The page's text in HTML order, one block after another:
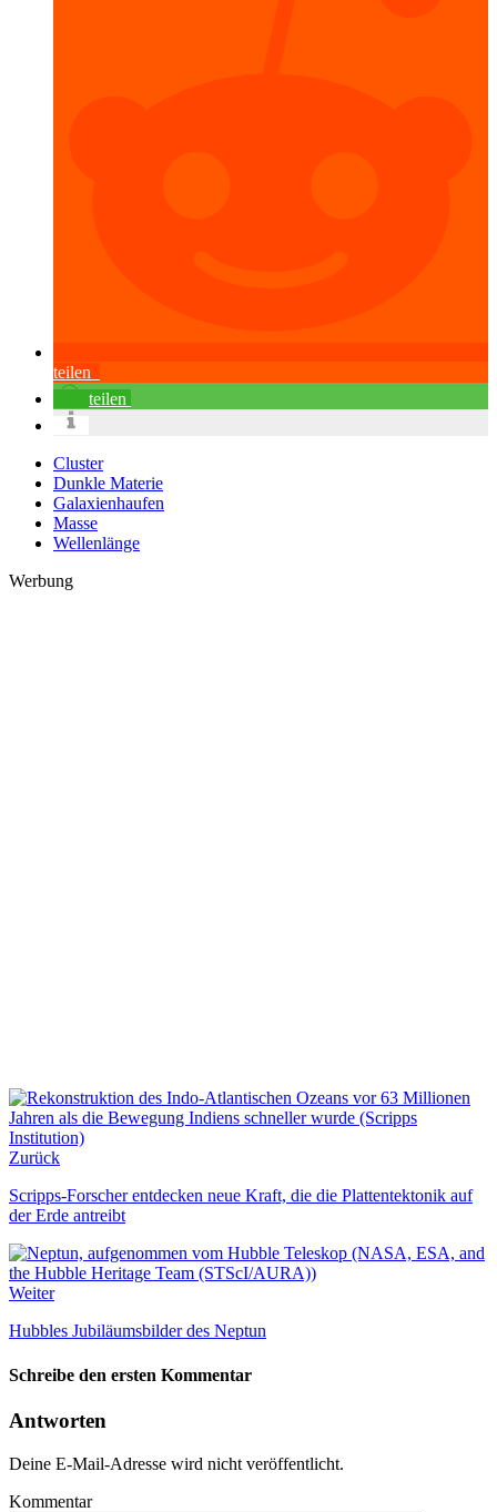
teilen
teilen
Cluster
Dunkle Materie
Galaxienhaufen
Masse
Wellenlänge
Werbung
Zurück
Scripps-Forscher entdecken neue Kraft, die die Plattentektonik auf
der Erde antreibt
Weiter
Hubbles Jubiläumsbilder des Neptun
Schreibe den ersten Kommentar
Antworten
Deine E-Mail-Adresse wird nicht veröffentlicht.
Kommentar